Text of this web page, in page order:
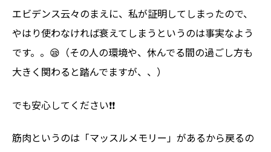
エビデンス云々のまえに、私が証明してしまったので、
やはり使わなければ衰えてしまうというのは事実なよう
です。。😪（その人の環境や、休んでる間の過ごし方も
大きく関わると踏んでますが、、）
でも安心してください❗️❗️
筋肉というのは「マッスルメモリー」があるから戻るの